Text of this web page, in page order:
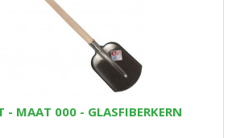
- MAAT 000 - GLASFIBERKERN